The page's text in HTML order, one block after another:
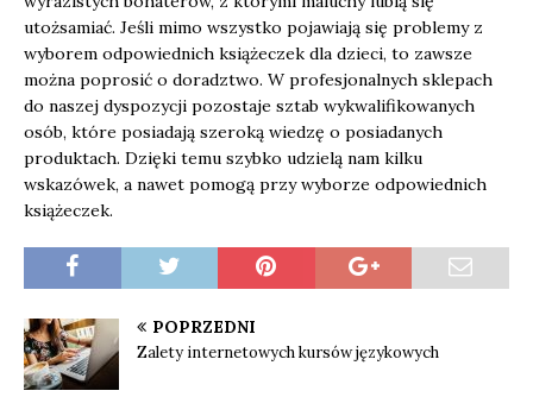
utożsamiać. Jeśli mimo wszystko pojawiają się problemy z
wyborem odpowiednich książeczek dla dzieci, to zawsze
można poprosić o doradztwo. W profesjonalnych sklepach
do naszej dyspozycji pozostaje sztab wykwalifikowanych
osób, które posiadają szeroką wiedzę o posiadanych
produktach. Dzięki temu szybko udzielą nam kilku
wskazówek, a nawet pomogą przy wyborze odpowiednich
książeczek.
POPRZEDNI
Zalety internetowych kursów językowych